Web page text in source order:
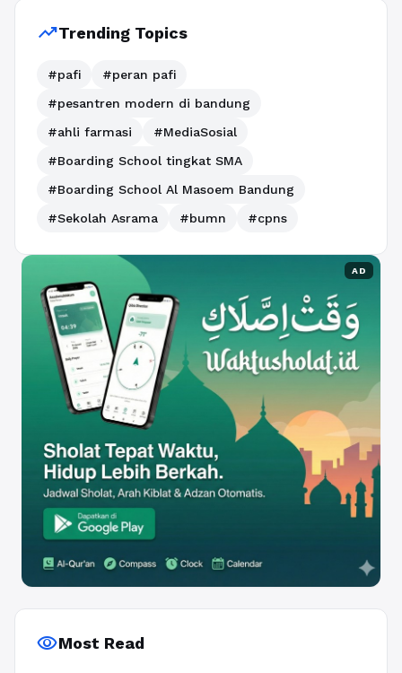
trending_upTrending Topics
#pafi
#peran pafi
#pesantren modern di bandung
#ahli farmasi
#MediaSosial
#Boarding School tingkat SMA
#Boarding School Al Masoem Bandung
#Sekolah Asrama
#bumn #cpns
AD
visibilityMost Read